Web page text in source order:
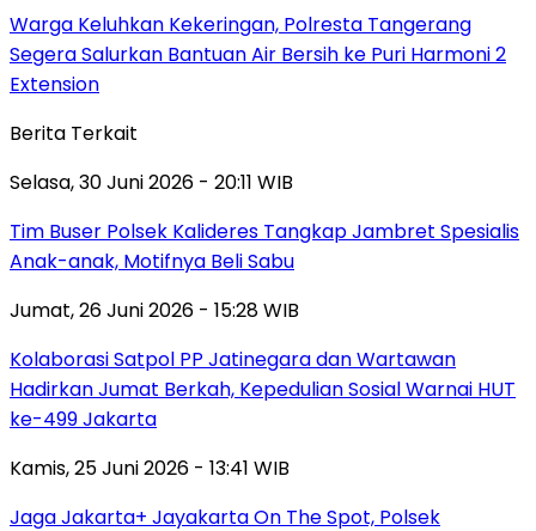
Warga Keluhkan Kekeringan, Polresta Tangerang
Segera Salurkan Bantuan Air Bersih ke Puri Harmoni 2
Extension
Berita Terkait
Selasa, 30 Juni 2026 - 20:11 WIB
Tim Buser Polsek Kalideres Tangkap Jambret Spesialis
Anak-anak, Motifnya Beli Sabu
Jumat, 26 Juni 2026 - 15:28 WIB
Kolaborasi Satpol PP Jatinegara dan Wartawan
Hadirkan Jumat Berkah, Kepedulian Sosial Warnai HUT
ke-499 Jakarta
Kamis, 25 Juni 2026 - 13:41 WIB
Jaga Jakarta+ Jayakarta On The Spot, Polsek